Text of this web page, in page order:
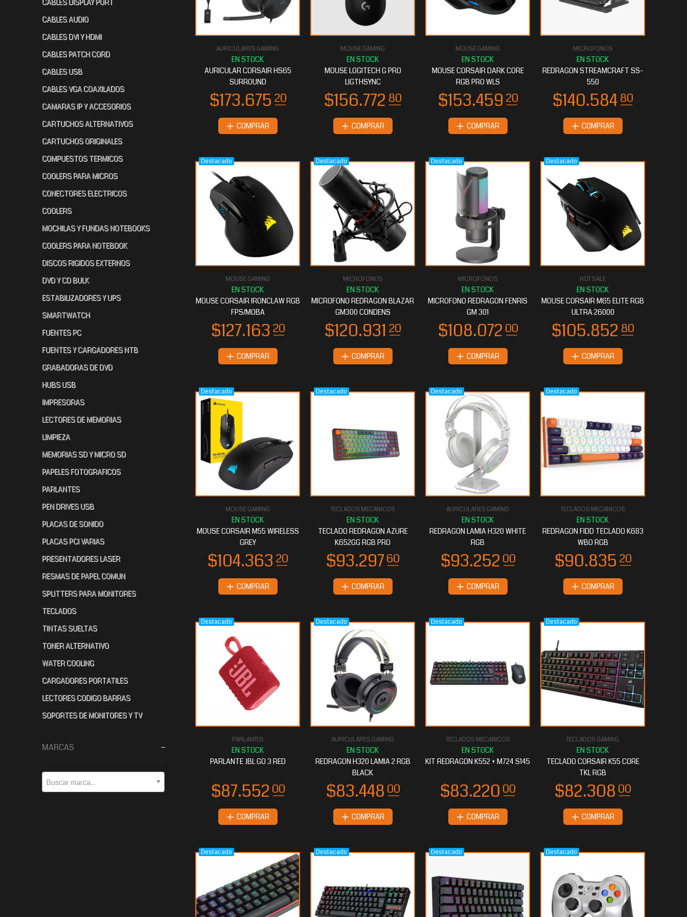
CABLES DISPLAY PORT
CABLES AUDIO
CABLES DVI Y HDMI
CABLES PATCH CORD
CABLES USB
CABLES VGA COAXILADOS
CAMARAS IP Y ACCESORIOS
CARTUCHOS ALTERNATIVOS
CARTUCHOS ORIGINALES
COMPUESTOS TERMICOS
COOLERS PARA MICROS
CONECTORES ELECTRICOS
COOLERS
MOCHILAS Y FUNDAS NOTEBOOKS
COOLERS PARA NOTEBOOK
DISCOS RIGIDOS EXTERNOS
DVD Y CD BULK
ESTABILIZADORES Y UPS
SMARTWATCH
FUENTES PC
FUENTES Y CARGADORES NTB
GRABADORAS DE DVD
HUBS USB
IMPRESORAS
LECTORES DE MEMORIAS
LIMPIEZA
MEMORIAS SD Y MICRO SD
PAPELES FOTOGRAFICOS
PARLANTES
PEN DRIVES USB
PLACAS DE SONIDO
PLACAS PCI VARIAS
PRESENTADORES LASER
RESMAS DE PAPEL COMUN
SPLITTERS PARA MONITORES
TECLADOS
TINTAS SUELTAS
TONER ALTERNATIVO
WATER COOLING
CARGADORES PORTATILES
LECTORES CODIGO BARRAS
SOPORTES DE MONITORES Y TV
MARCAS
Buscar marca...
AURICULARES GAMING
AURICULAR CORSAIR HS65
SURROUND
COMPRAR
MOUSE GAMING
MOUSE LOGITECH G PRO
LIGTHSYNC
COMPRAR
MOUSE GAMING
MOUSE CORSAIR DARK CORE
RGB PRO WLS
COMPRAR
MICROFONOS
REDRAGON STREAMCRAFT SS-
550
COMPRAR
Destacado
MOUSE GAMING
MOUSE CORSAIR IRONCLAW RGB
FPS/MOBA
COMPRAR
Destacado
MICROFONOS
MICROFONO REDRAGON BLAZAR
GM300 CONDENS
COMPRAR
Destacado
MICROFONOS
MICROFONO REDRAGON FENRIS
GM 301
COMPRAR
Destacado
HOT SALE
MOUSE CORSAIR M65 ELITE RGB
ULTRA 26000
COMPRAR
Destacado
MOUSE GAMING
MOUSE CORSAIR M55 WIRELESS
GREY
COMPRAR
Destacado
TECLADOS MECANICOS
TECLADO REDRAGON AZURE
K652GG RGB PRO
COMPRAR
Destacado
AURICULARES GAMING
REDRAGON LAMIA H320 WHITE
RGB
COMPRAR
Destacado
TECLADOS MECANICOS
REDRAGON FIDD TECLADO K683
WBO RGB
COMPRAR
Destacado
PARLANTES
PARLANTE JBL GO 3 RED
COMPRAR
Destacado
AURICULARES GAMING
REDRAGON H320 LAMIA 2 RGB
BLACK
COMPRAR
Destacado
TECLADOS MECANICOS
KIT REDRAGON K552 + M724 S145
COMPRAR
Destacado
TECLADOS GAMING
TECLADO CORSAIR K55 CORE
TKL RGB
COMPRAR
Destacado
$78.188
Destacado Destacado
$66.43920
Destacado
$65.724
$60.602 00
$52.15120
00 $39.732 80
$33.92640
23 $29.153
$24.94320
$16.720 $15.884 00